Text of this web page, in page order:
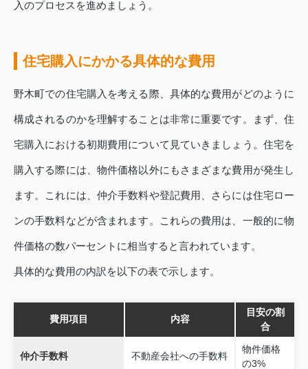
入のプロセスを進めましょう。
住宅購入にかかる具体的な費用
野木町での住宅購入を考える際、具体的な費用がどのように
構成されるのかを理解することは非常に重要です。まず、住
宅購入における初期費用について見ていきましょう。住宅を
購入する際には、物件価格以外にもさまざまな費用が発生し
ます。これには、仲介手数料や登記費用、さらには住宅ロー
ンの手数料などが含まれます。これらの費用は、一般的に物
件価格の数パーセントに相当すると言われています。
具体的な費用の内訳を以下の表で示します。
費用項目 内容
目安の割
合
仲介手数料 不動産会社への手数料
物件価格
の3%